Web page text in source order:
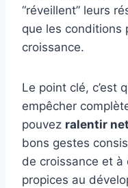
“réveillent” leurs
que les conditions
croissance.
Le point clé, c’est
empêcher
pouvez ralentir
bons gestes
de croissance et
propices au